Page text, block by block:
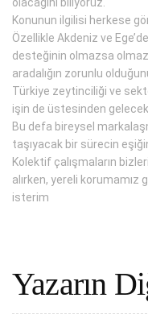
Konunun ilgilisi herkese
Özellikle Akdeniz ve
desteğinin olmazsa
aradalığın zorunlu
Türkiye zeytinciliği ve
işin de üstesinden
Bu defa bireysel
taşıyacak bir sürecin
Kolektif çalışmaların
alırken, yereli
isterim
Yazarın